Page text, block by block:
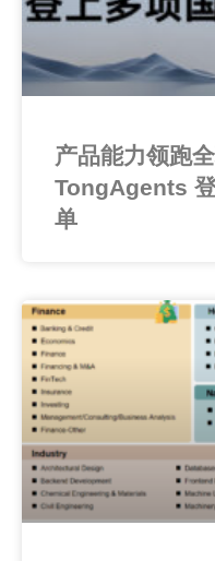
产品能力领跑
TongAgents
单